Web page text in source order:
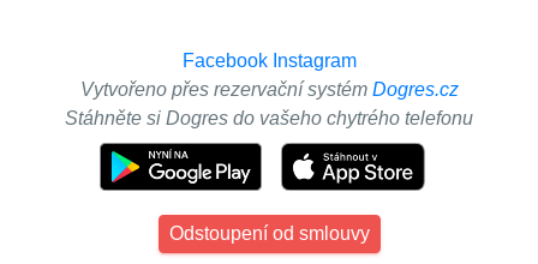
Facebook Instagram
Vytvořeno přes rezervační systém Dogres.cz
Stáhněte si Dogres do vašeho chytrého telefonu
Odstoupení od smlouvy